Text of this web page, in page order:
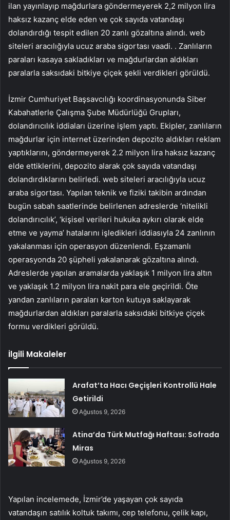
ilan yayınlayıp mağdurlara göndermeyerek 2,2 milyon lira
haksız kazanç elde eden ve çok sayıda vatandaşı
dolandırdığı tespit edilen 20 zanlı gözaltına alındı. web
siteleri aracılığıyla ucuz araba sigortası vaadi. . Zanlıların
paraları kasaya sakladıkları ve mağdurlardan aldıkları
paralarla saksıdaki bitkiye çiçek şekli verdikleri görüldü.
İzmir Cumhuriyet Başsavcılığı koordinasyonunda Siber
Kabahatlerle Çalışma Şube Müdürlüğü Grupları,
dolandırıcılık iddiaları üzerine işlem yaptı. Ekipler, zanlıların
mağdurlar için internet üzerinden depozito aldıkları reklam
yaptıklarını, göndermeyerek 2.2 milyon lira haksız kazanç
elde ettiklerini, depozito alarak çok sayıda vatandaşı
dolandırdıklarını belirledi. web siteleri aracılığıyla ucuz
araba sigortası. Yapılan teknik ve fiziki takibin ardından
bugün sabah saatlerinde belirlenen adreslerde ‘nitelikli
dolandırıcılık’, ‘kişisel verileri hukuka aykırı olarak elde
etme ve yayma’ hatalarını işledikleri iddiasıyla 24 zanlının
yakalanması için operasyon düzenlendi. Eşzamanlı
operasyonda 20 şüpheli yakalanarak gözaltına alındı.
Adreslerde yapılan aramalarda yaklaşık 1 milyon lira altın
ve yaklaşık 1.2 milyon lira nakit para ele geçirildi. Öte
yandan zanlıların paraları karton kutuya saklayarak
mağdurlardan aldıkları paralarla saksıdaki bitkiye çiçek
formu verdikleri görüldü.
İlgili Makaleler
Arafat’ta Hacı Geçişleri Kontrollü Hale
Getirildi
Ağustos 9, 2026
Atina’da Türk Mutfağı Haftası: Sofrada
Miras
Ağustos 9, 2026
Yapılan incelemede, İzmir’de yaşayan çok sayıda
vatandaşın satılık koltuk takımı, cep telefonu, çelik kapı,